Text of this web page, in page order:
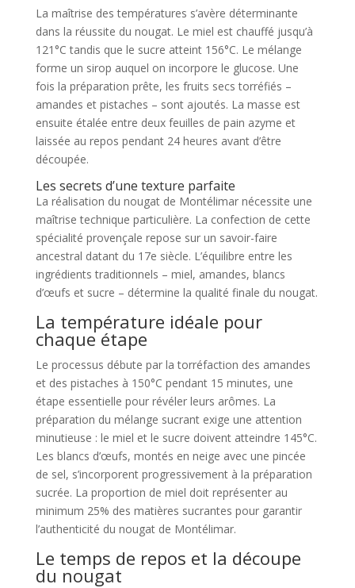
La maîtrise des températures s’avère déterminante
dans la réussite du nougat. Le miel est chauffé jusqu’à
121°C tandis que le sucre atteint 156°C. Le mélange
forme un sirop auquel on incorpore le glucose. Une
fois la préparation prête, les fruits secs torréfiés –
amandes et pistaches – sont ajoutés. La masse est
ensuite étalée entre deux feuilles de pain azyme et
laissée au repos pendant 24 heures avant d’être
découpée.
Les secrets d’une texture parfaite
La réalisation du nougat de Montélimar nécessite une
maîtrise technique particulière. La confection de cette
spécialité provençale repose sur un savoir-faire
ancestral datant du 17e siècle. L’équilibre entre les
ingrédients traditionnels – miel, amandes, blancs
d’œufs et sucre – détermine la qualité finale du nougat.
La température idéale pour
chaque étape
Le processus débute par la torréfaction des amandes
et des pistaches à 150°C pendant 15 minutes, une
étape essentielle pour révéler leurs arômes. La
préparation du mélange sucrant exige une attention
minutieuse : le miel et le sucre doivent atteindre 145°C.
Les blancs d’œufs, montés en neige avec une pincée
de sel, s’incorporent progressivement à la préparation
sucrée. La proportion de miel doit représenter au
minimum 25% des matières sucrantes pour garantir
l’authenticité du nougat de Montélimar.
Le temps de repos et la découpe
du nougat